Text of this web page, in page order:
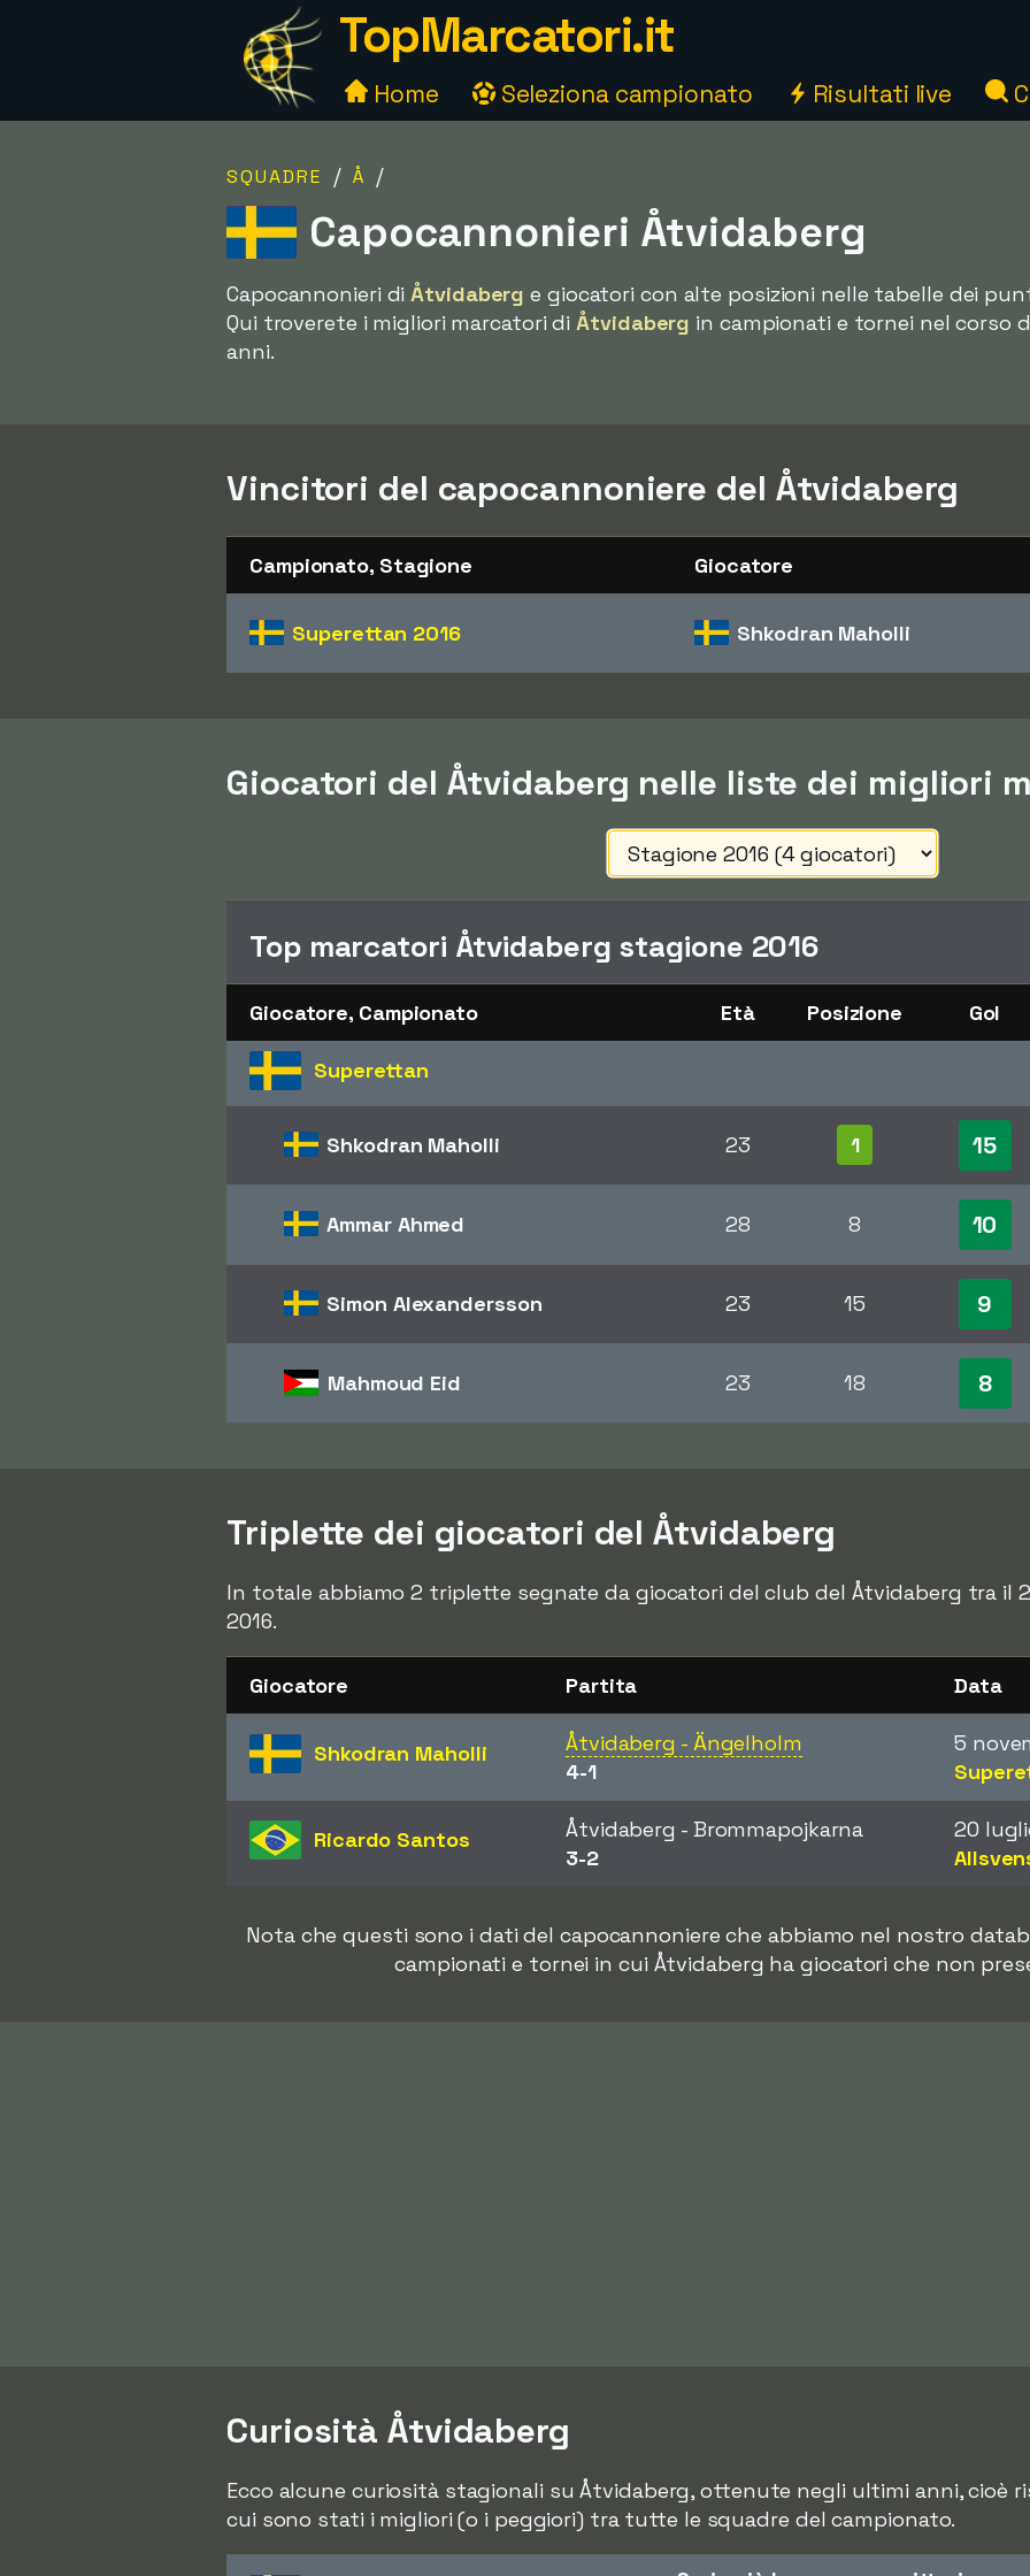
TopMarcatori.it
Home Seleziona campionato Risultati live
SQUADRE / Å /
Capocannonieri Åtvidaberg
Capocannonieri diÅtvidaberg e giocatori con alte posizioni nelle tabelle dei
Qui troverete i migliori marcatori diÅtvidaberg in campionati e tornei nel corso
anni.
Vincitori del capocannoniere del Åtvidaberg
Campionato, Stagione Giocatore
Superettan 2016 Shkodran Maholli
Giocatori del Åtvidaberg nelle liste dei migliori
Top marcatori Åtvidaberg stagione 2016
Giocatore, Campionato Età Posizione Gol
Superettan
Shkodran Maholli 23 1 15
Ammar Ahmed 28 8 10
Simon Alexandersson 23 15 9
Mahmoud Eid 23 18 8
Triplette dei giocatori del Åtvidaberg
In totale abbiamo 2 triplette segnate da giocatori del club del Åtvidaberg tra il
2016.
Giocatore Partita Data
Shkodran Maholli
Åtvidaberg - Ängelholm
4-1
5
Ricardo Santos
Åtvidaberg - Brommapojkarna
3-2
20
Nota che questi sono i dati del capocannoniere che abbiamo nel nostro
campionati e tornei in cui Åtvidaberg ha giocatori che non
Curiosità Åtvidaberg
Ecco alcune curiosità stagionali su Åtvidaberg, ottenute negli ultimi anni, cioè
cui sono stati i migliori (o i peggiori) tra tutte le squadre del campionato.